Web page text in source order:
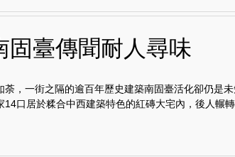
固臺傳聞耐人尋味
荼，一街之隔的逾百年歷史建築南固臺活化卻仍是
口居於糅合中西建築特色的紅磚大宅內，後人輾轉